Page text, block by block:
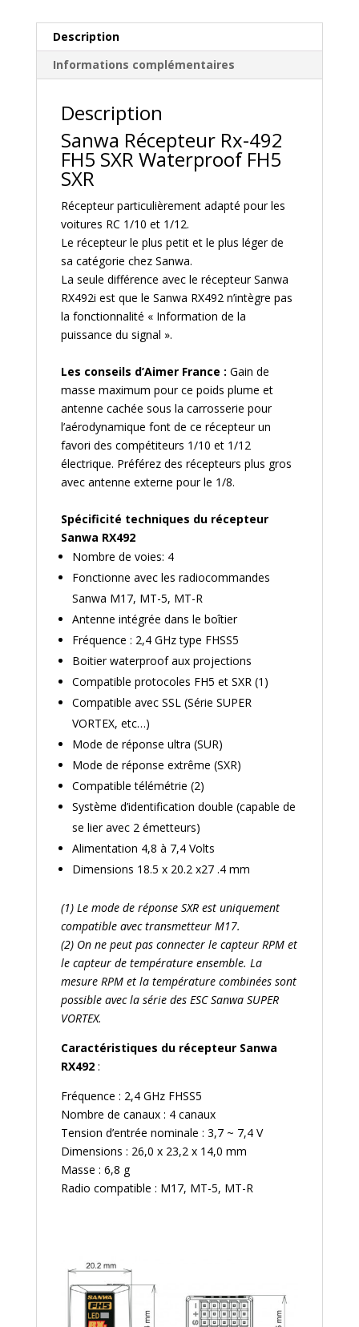
Waterproof
antenne
intégrée
Description
Informations complémentaires
Description
Sanwa Récepteur Rx-492
FH5 SXR Waterproof FH5
SXR
Récepteur particulièrement adapté pour les
voitures RC 1/10 et 1/12.
Le récepteur le plus petit et le plus léger de
sa catégorie chez Sanwa.
La seule différence avec le récepteur Sanwa
RX492i est que le Sanwa RX492 n’intègre pas
la fonctionnalité « Information de la
puissance du signal ».
Les conseils d’Aimer France : Gain de
masse maximum pour ce poids plume et
antenne cachée sous la carrosserie pour
l’aérodynamique font de ce récepteur un
favori des compétiteurs 1/10 et 1/12
électrique. Préférez des récepteurs plus gros
avec antenne externe pour le 1/8.
Spécificité techniques du récepteur
Sanwa RX492
Nombre de voies: 4
Fonctionne avec les radiocommandes
Sanwa M17, MT-5, MT-R
Antenne intégrée dans le boîtier
Fréquence : 2,4 GHz type FHSS5
Boitier waterproof aux projections
Compatible protocoles FH5 et SXR (1)
Compatible avec SSL (Série SUPER
VORTEX, etc…)
Mode de réponse ultra (SUR)
Mode de réponse extrême (SXR)
Compatible télémétrie (2)
Système d’identification double (capable de
se lier avec 2 émetteurs)
Alimentation 4,8 à 7,4 Volts
Dimensions 18.5 x 20.2 x27 .4 mm
(1) Le mode de réponse SXR est uniquement
compatible avec transmetteur M17.
(2) On ne peut pas connecter le capteur RPM et
le capteur de température ensemble. La
mesure RPM et la température combinées sont
possible avec la série des ESC Sanwa SUPER
VORTEX.
Caractéristiques du récepteur Sanwa
RX492 :
Fréquence : 2,4 GHz FHSS5
Nombre de canaux : 4 canaux
Tension d’entrée nominale : 3,7 ~ 7,4 V
Dimensions : 26,0 x 23,2 x 14,0 mm
Masse : 6,8 g
Radio compatible : M17, MT-5, MT-R